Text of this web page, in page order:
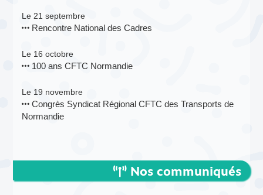
Le 21 septembre
Rencontre National des Cadres
Le 16 octobre
100 ans CFTC Normandie
Le 19 novembre
Congrès Syndicat Régional CFTC des Transports de
Normandie
Nos communiqués